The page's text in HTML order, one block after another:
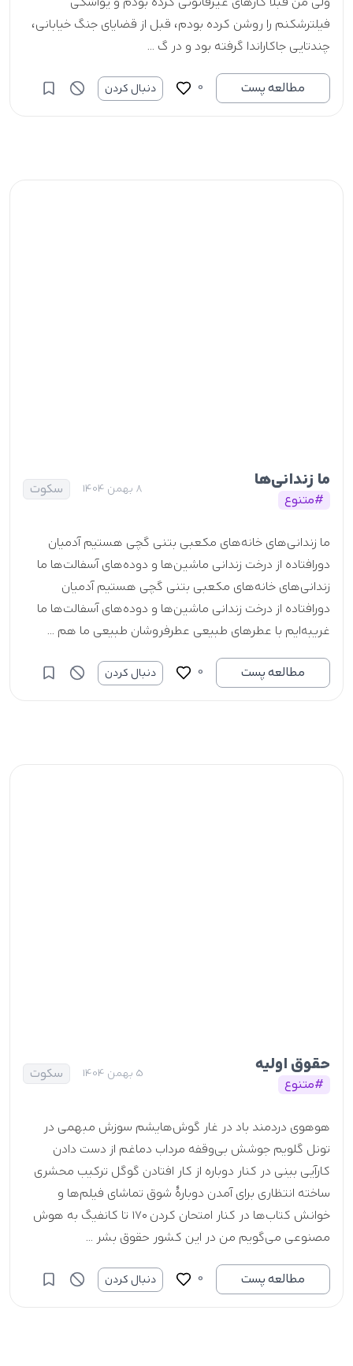
فیلترشکنم را روشن کرده بودم، قبل از قضایای جنگ خیابانی،
چندتایی جاکاراندا گرفته بود و در گ ...
مطالعه پست
0 دنبال کردن
ما زندانی‌ها
#متنوع
8 بهمن 1404 سکوت
ما زندانی‌های خانه‌های مکعبی بتنی گچی هستیم آدمیان
دورافتاده از درخت زندانی ماشین‌ها و دوده‌های آسفالت‌ها ما
زندانی‌های خانه‌های مکعبی بتنی گچی هستیم آدمیان
دورافتاده از درخت زندانی ماشین‌ها و دوده‌های آسفالت‌ها ما
غریبه‌ایم با عطرهای طبیعی عطرفروشان طبیعی ما هم ...
مطالعه پست
0 دنبال کردن
حقوق اولیه
#متنوع
5 بهمن 1404 سکوت
هوهوی دردمند باد در غار گوش‌هایشم سوزش مبهمی در
تونل گلویم جوشش بی‌وقفه مرداب دماغم از دست دادن
کارآیی بینی در کنار دوباره از کار افتادن گوگل ترکیب محشری
ساخته انتظاری برای آمدن دوبارۀ شوق تماشای فیلم‌ها و
خوانش‌ کتاب‌ها در کنار امتحان کردن ۱۷۰ تا کانفیگ به هوش
مصنوعی می‌گویم من در این کشور حقوق بشر ...
مطالعه پست
0 دنبال کردن